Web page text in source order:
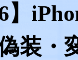
】
装・